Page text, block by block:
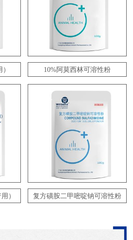
） 10%阿莫西林可溶性粉
） 复方磺胺二甲嘧啶钠可溶性粉